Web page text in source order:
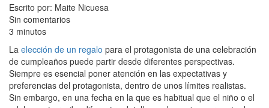
Escrito por: Maite Nicuesa
Sin comentarios
3 minutos
La elección de un regalo para el protagonista de una celebración
de cumpleaños puede partir desde diferentes perspectivas.
Siempre es esencial poner atención en las expectativas y
preferencias del protagonista, dentro de unos límites realistas.
Sin embargo, en una fecha en la que es habitual que el niño o el